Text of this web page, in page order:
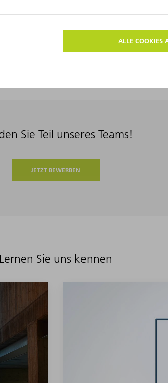
offene und freundliche Art gegenüber
kann, in dem sich jeder wohlfühlt.
Sie Teil unseres Teams!
JETZT BEWERBEN
Lernen Sie uns kennen